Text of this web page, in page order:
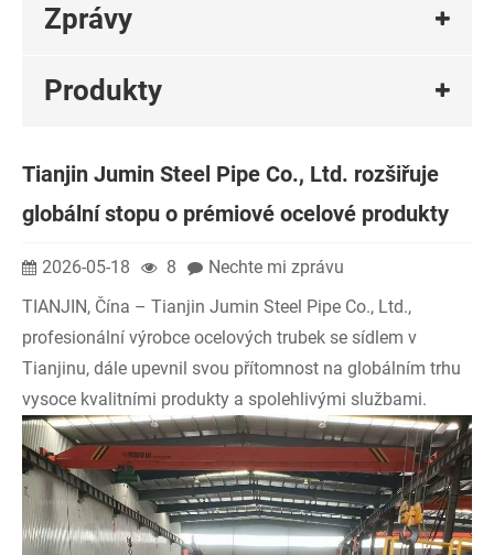
Zprávy
Produkty
Tianjin Jumin Steel Pipe Co., Ltd. rozšiřuje
globální stopu o prémiové ocelové produkty
2026-05-18 8
Nechte mi zprávu
TIANJIN, Čína – Tianjin Jumin Steel Pipe Co., Ltd.,
profesionální výrobce ocelových trubek se sídlem v
Tianjinu, dále upevnil svou přítomnost na globálním trhu
vysoce kvalitními produkty a spolehlivými službami.